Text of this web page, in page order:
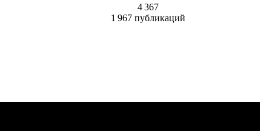
4 367
1 967 публикаций